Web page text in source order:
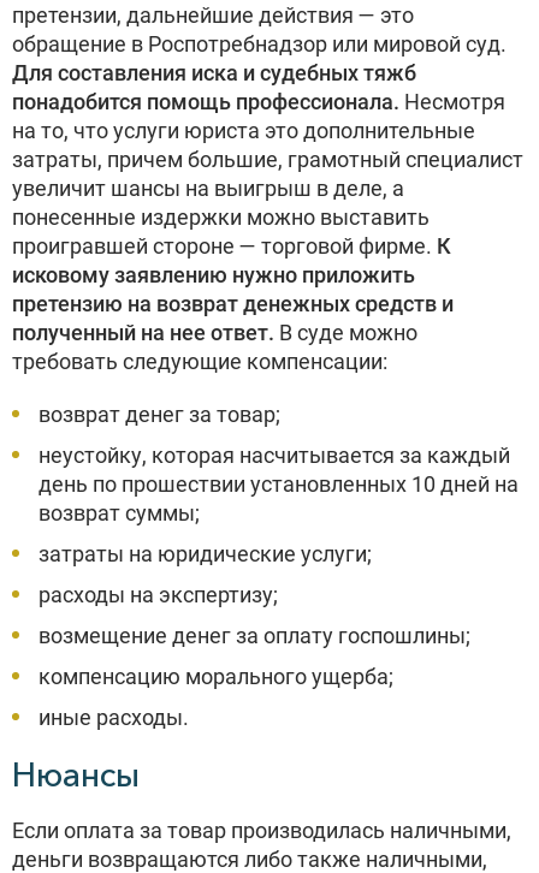
претензии, дальнейшие действия — это
обращение в Роспотребнадзор или мировой суд.
Для составления иска и судебных тяжб
понадобится помощь профессионала. Несмотря
на то, что услуги юриста это дополнительные
затраты, причем большие, грамотный специалист
увеличит шансы на выигрыш в деле, а
понесенные издержки можно выставить
проигравшей стороне — торговой фирме. К
исковому заявлению нужно приложить
претензию на возврат денежных средств и
полученный на нее ответ. В суде можно
требовать следующие компенсации:
возврат денег за товар;
неустойку, которая насчитывается за каждый
день по прошествии установленных 10 дней на
возврат суммы;
затраты на юридические услуги;
расходы на экспертизу;
возмещение денег за оплату госпошлины;
компенсацию морального ущерба;
иные расходы.
Нюансы
Если оплата за товар производилась наличными,
деньги возвращаются либо также наличными,